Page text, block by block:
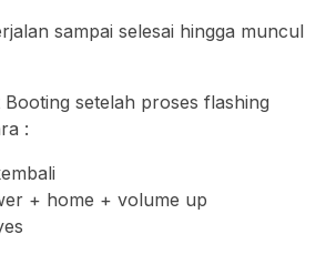
sampai selesai hingga muncul
setelah proses flashing
:
+ home + volume up